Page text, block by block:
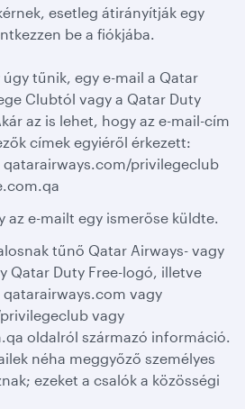
esetleg átirányítják egy
be a fiókjába.
tűnik, egy e-mail a Qatar
Clubtól vagy a Qatar Duty
az is lehet, hogy az e-mail-cím
címek egyiéről érkezett:
privilegeclub
az e-mailt egy ismerőse küldte.
tűnő Qatar Airways- vagy
Qatar Duty Free-logó, illetve
vagy
vagy
oldalról származó információ.
néha meggyőző személyes
ezeket a csalók a közösségi